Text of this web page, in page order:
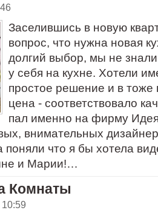
Заселившись в новую
вопрос, что нужна новая
долгий выбор, мы не
у себя на кухне. Хотели
простое решение и в тоже
цена - соответствовало
пал именно на фирму
внимательных
поняли что я бы хотела
и Марии!…
Комнаты